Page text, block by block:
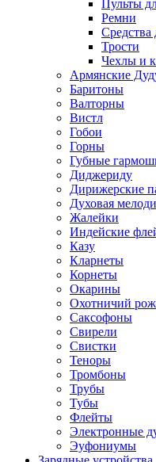
Пульты
Ремни
Средства
Трости
Чехлы и
Армянские
Баритоны
Валторны
Вистл
Гобои
Горны
Губные
Диджериду
Дирижерские
Духовая
Жалейки
Индейские
Казу
Кларнеты
Корнеты
Окарины
Охотничий
Саксофоны
Свирели
Свистки
Теноры
Тромбоны
Трубы
Тубы
Флейты
Электронные
Эуфониумы